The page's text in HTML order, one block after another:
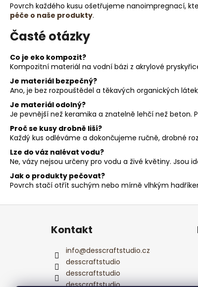
Povrch každého kusu ošetřujeme nanoimpregnací,
péče o naše produkty.
Časté otázky
Co je eko kompozit?
Kompozitní materiál na vodní bázi z akrylové
Je materiál bezpečný?
Ano, je bez rozpouštědel a těkavých organických
Je materiál odolný?
Je pevnější než keramika a znatelně lehčí než beton.
Proč se kusy drobně liší?
Každý kus odléváme a dokončujeme ručně, drobné
Lze do váz nalévat vodu?
Ne, vázy nejsou určeny pro vodu a živé květiny. Jsou
Jak o produkty pečovat?
Povrch stačí otřít suchým nebo mírně vlhkým
Z
Kontakt
info@desscraftstudio.cz
desscraftstudio
desscraftstudio
desscraftstudio